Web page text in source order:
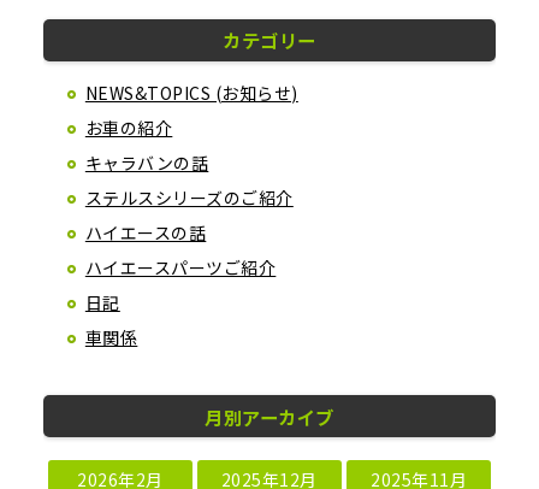
カテゴリー
NEWS&TOPICS (お知らせ)
お車の紹介
キャラバンの話
ステルスシリーズのご紹介
ハイエースの話
ハイエースパーツご紹介
日記
車関係
月別アーカイブ
2026年2月 2025年12月
2025年11月